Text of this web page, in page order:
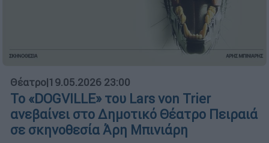
Θέατρο|19.05.2026 23:00
Το «DOGVILLE» του Lars von Trier
ανεβαίνει στο Δημοτικό Θέατρο Πειραιά
σε σκηνοθεσία Άρη Μπινιάρη